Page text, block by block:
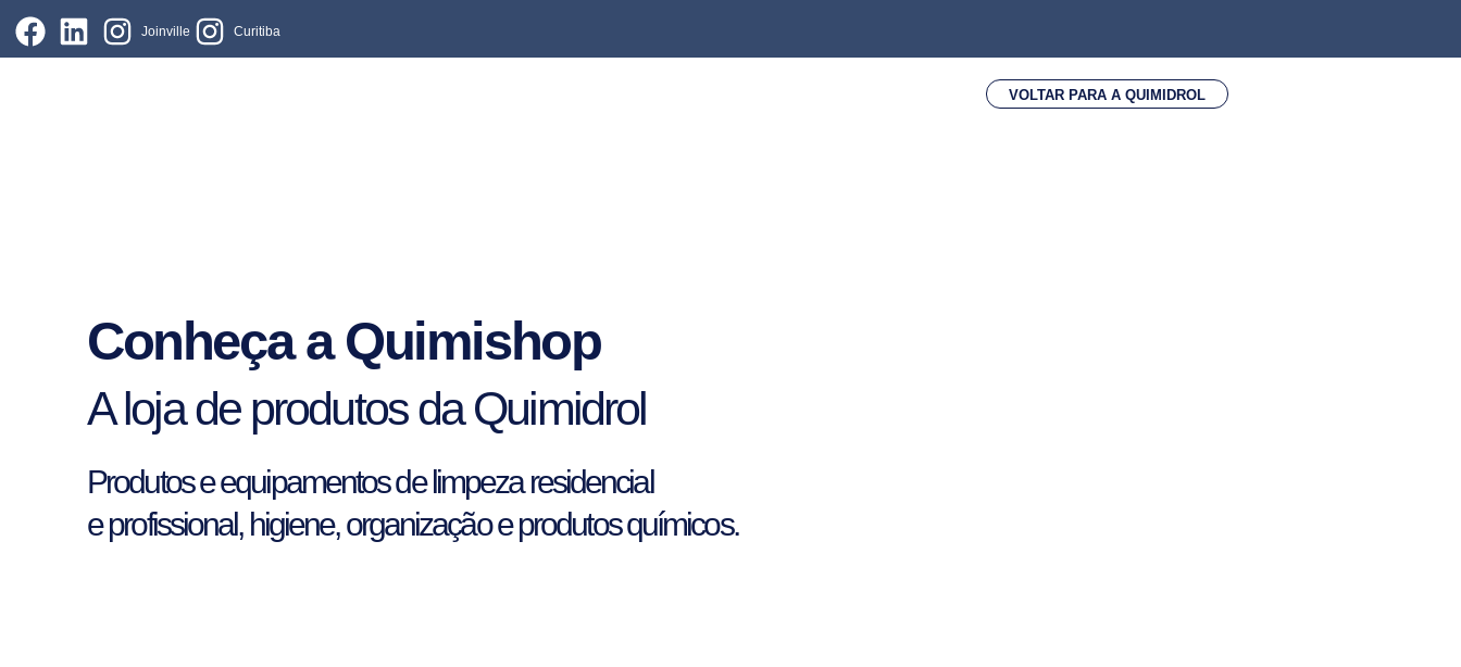
Joinville Curitiba
VOLTAR PARA A QUIMIDROL
Conheça a Quimishop
A loja de produtos da Quimidrol
Produtos e equipamentos de limpeza residencial
e profissional, higiene, organização e produtos químicos.